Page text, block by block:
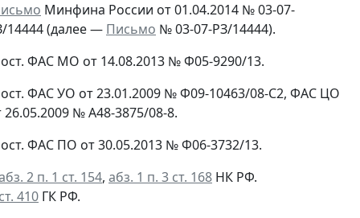
Минфина России от 01.04.2014 № 03-07-
14444 (далее — Письмо № 03-07-РЗ/14444).
ФАС МО от 14.08.2013 № Ф05-9290/13.
ФАС УО от 23.01.2009 № Ф09-10463/08-С2, ФАС ЦО
26.05.2009 № А48-3875/08-8.
ФАС ПО от 30.05.2013 № Ф06-3732/13.
2 п. 1 ст. 154, абз. 1 п. 3 ст. 168 НК РФ.
410 ГК РФ.